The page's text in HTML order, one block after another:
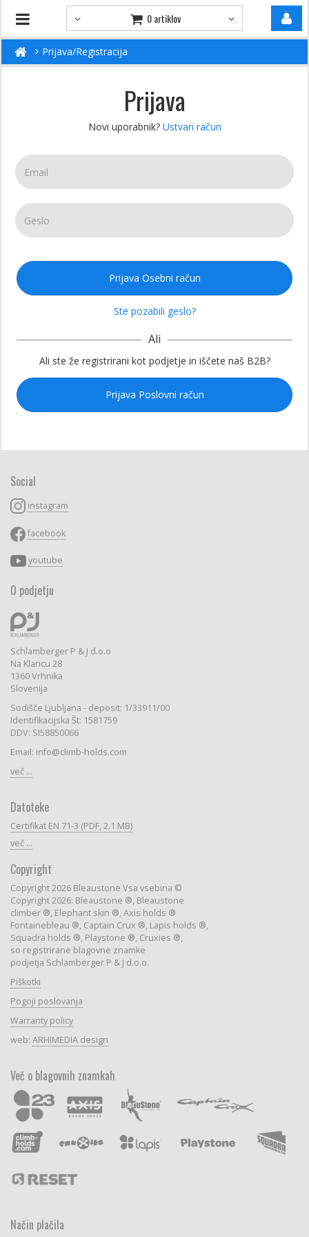
0 artiklov
Prijava/Registracija
Prijava
Novi uporabnik? Ustvari račun
Ste pozabili geslo?
Ali
Ali ste že registrirani kot podjetje in iščete naš B2B?
Prijava Poslovni račun
Social
instagram
facebook
youtube
O podjetju
Schlamberger P & J d.o.o
Na Klancu 28
1360 Vrhnika
Slovenija
Sodišče Ljubljana - deposit: 1/33911/00
Identifikacijska Št: 1581759
DDV: SI58850066
Email: info@climb-holds.com
več ...
Datoteke
Certifikat EN 71-3 (PDF, 2.1 MB)
več ...
Copyright
Copyright 2026 Bleaustone Vsa vsebina ©
Copyright 2026: Bleaustone ®, Bleaustone
climber ®, Elephant skin ®, Axis holds ®
Fontainebleau ®, Captain Crux ®, Lapis holds ®,
Squadra holds ®, Playstone ®, Cruxies ®,
so registrirane blagovne znamke
podjetja Schlamberger P & J d.o.o.
Piškotki
Pogoji poslovanja
Warranty policy
web: ARHIMEDIA design
Več o blagovnih znamkah
Način plačila